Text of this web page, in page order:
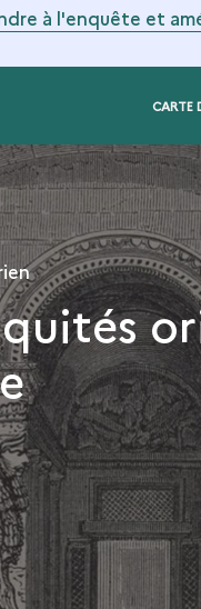
à l'enquête et
CARTE